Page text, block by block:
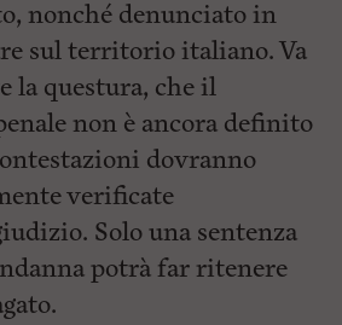
nonché denunciato in
sul territorio italiano. Va
la questura, che il
non è ancora definito
dovranno
verificate
Solo una sentenza
potrà far ritenere